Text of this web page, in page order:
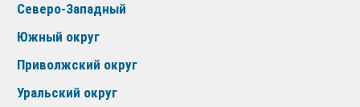
Северо-Западный
Южный округ
Приволжский округ
Уральский округ